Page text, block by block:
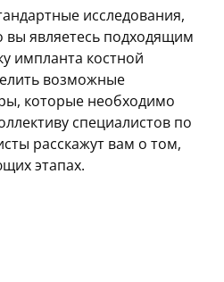
исследования,
вы являетесь подходящим
импланта костной
возможные
которые необходимо
специалистов по
расскажут вам о том,
этапах.